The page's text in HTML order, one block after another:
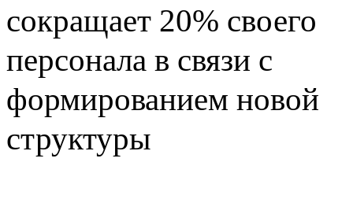
сокращает 20% своего
персонала в связи с
формированием новой
структуры